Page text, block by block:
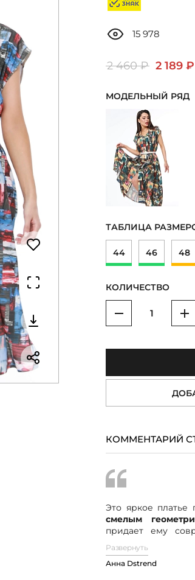
15 978
2 460 ₽ 2 189 ₽
МОДЕЛЬНЫЙ РЯД
ТАБЛИЦА
44 46 48
КОЛИЧЕСТВО
Уменьшить
КОММЕНТАРИЙ
Это яркое платье
смелым
придает ему
Платье
короткими
изящества и
Развернуть
Анна Dstrend